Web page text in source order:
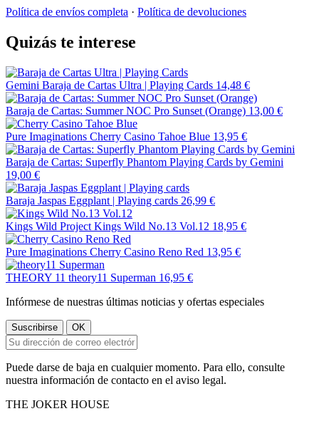
Política de envíos completa · Política de devoluciones
Quizás te interese
Gemini Baraja de Cartas Ultra | Playing Cards 14,48 €
Baraja de Cartas: Summer NOC Pro Sunset (Orange) 13,00 €
Pure Imaginations Cherry Casino Tahoe Blue 13,95 €
Baraja de Cartas: Superfly Phantom Playing Cards by Gemini
19,00 €
Baraja Jaspas Eggplant | Playing cards 26,99 €
Kings Wild Project Kings Wild No.13 Vol.12 18,95 €
Pure Imaginations Cherry Casino Reno Red 13,95 €
THEORY 11 theory11 Superman 16,95 €
Infórmese de nuestras últimas noticias y ofertas especiales
Puede darse de baja en cualquier momento. Para ello, consulte
nuestra información de contacto en el aviso legal.
THE JOKER HOUSE